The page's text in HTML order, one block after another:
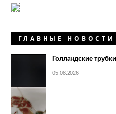
ГЛАВНЫЕ НОВОСТИ
Голландские
05.08.2026